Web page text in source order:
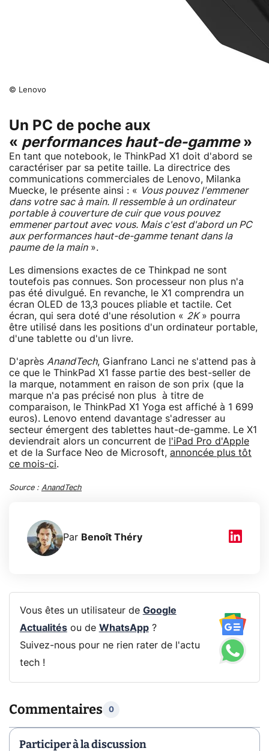
© Lenovo
Un PC de poche aux
« performances haut-de-gamme»
En tant que notebook, le ThinkPad X1 doit d'abord se
caractériser par sa petite taille. La directrice des
communications commerciales de Lenovo, Milanka
Muecke, le présente ainsi : « Vous pouvez l'emmener
dans votre sac à main. Il ressemble à un ordinateur
portable à couverture de cuir que vous pouvez
emmener partout avec vous. Mais c'est d'abord un PC
aux performances haut-de-gamme tenant dans la
paume de la main».
Les dimensions exactes de ce Thinkpad ne sont
toutefois pas connues. Son processeur non plus n'a
pas été divulgué. En revanche, le X1 comprendra un
écran OLED de 13,3 pouces pliable et tactile. Cet
écran, qui sera doté d'une résolution « 2K» pourra
être utilisé dans les positions d'un ordinateur portable,
d'une tablette ou d'un livre.
D'après AnandTech, Gianfrano Lanci ne s'attend pas à
ce que le ThinkPad X1 fasse partie des best-seller de
la marque, notamment en raison de son prix (que la
marque n'a pas précisé non plus à titre de
comparaison, le ThinkPad X1 Yoga est affiché à 1 699
euros). Lenovo entend davantage s'adresser au
secteur émergent des tablettes haut-de-gamme. Le X1
deviendrait alors un concurrent de
l'iPad Pro d'Apple
et de la Surface Neo de Microsoft, annoncée plus tôt
ce mois-ci.
Source : AnandTech
Par Benoît Théry
Vous êtes un utilisateur de Google
Actualitésou de WhatsApp?
Suivez-nous pour ne rien rater de l'actu
tech !
Commentaires 0
Participer à la discussion